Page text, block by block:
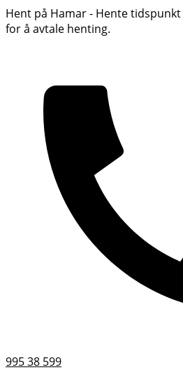
Hent på Hamar - Hente
for å avtale henting.
995 38 599